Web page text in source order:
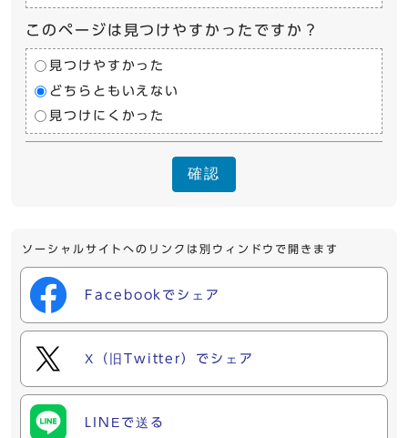
このページは見つけやすかったですか？
見つけやすかった
どちらともいえない
見つけにくかった
確認
ソーシャルサイトへのリンクは別ウィンドウで開きます
Facebookでシェア
X（旧Twitter）でシェア
LINEで送る